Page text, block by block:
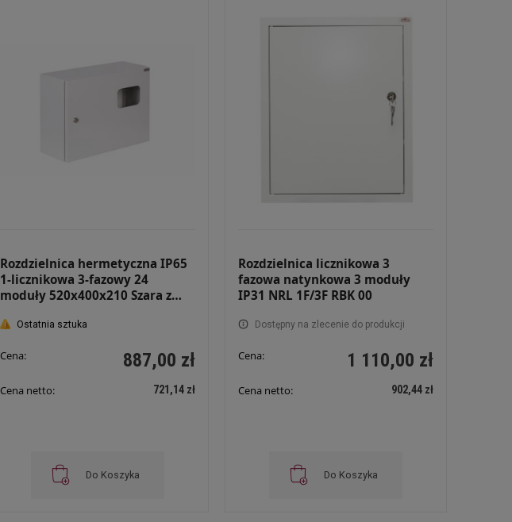
Rozdzielnica hermetyczna IP65
1-licznikowa 3-fazowy 24
moduły 520x400x210 Szara z
Ostatnia sztuka
Cena: 887,00 zł
Cena netto: 721,14 zł
Do Koszyka
Rozdzielnica licznikowa 3
fazowa natynkowa 3 moduły
IP31 NRL 1F/3F RBK 00
Dostępny na zlecenie do produkcji
Cena: 1 110,00 zł
Cena netto: 902,44 zł
Do Koszyka